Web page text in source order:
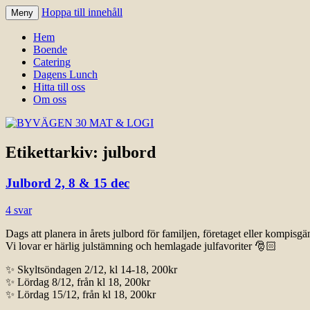
BYVÄGEN 30 MAT & LOGI
Meny Hoppa till innehåll
Hem
Boende
Catering
Dagens Lunch
Hitta till oss
Om oss
Etikettarkiv: julbord
Julbord 2, 8 & 15 dec
4 svar
Dags att planera in årets julbord för familjen, företaget eller
Vi lovar er härlig julstämning och hemlagade julfavoriter 🎅🏻
✨ Skyltsöndagen 2/12, kl 14-18, 200kr
✨ Lördag 8/12, från kl 18, 200kr
✨ Lördag 15/12, från kl 18, 200kr